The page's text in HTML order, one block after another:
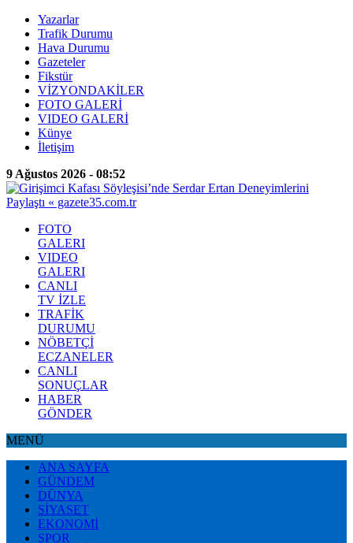
Yazarlar
Trafik Durumu
Hava Durumu
Gazeteler
Fikstür
VİZYONDAKİLER
FOTO GALERİ
VIDEO GALERİ
Künye
İletişim
9 Ağustos 2026 - 08:52
FOTO
GALERI
VIDEO
GALERI
CANLI
TV İZLE
TRAFİK
DURUMU
NÖBETÇİ
ECZANELER
CANLI
SONUÇLAR
HABER
GÖNDER
MENÜ
ANA SAYFA
GÜNDEM
DÜNYA
SİYASET
EKONOMİ
SPOR